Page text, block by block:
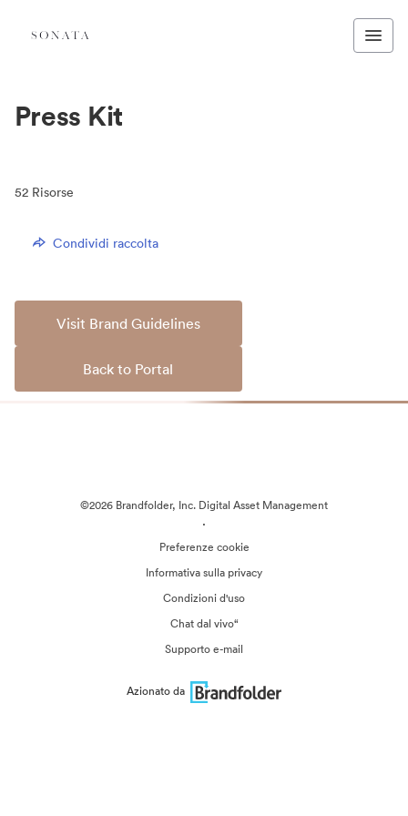
Press Kit
52 Risorse
Condividi raccolta
Visit Brand Guidelines
Back to Portal
©2026 Brandfolder, Inc. Digital Asset Management
·
Preferenze cookie
Informativa sulla privacy
Condizioni d'uso
Chat dal vivo“
Supporto e-mail
Azionato da